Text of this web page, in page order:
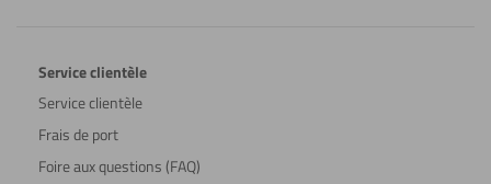
Service clientèle
Service clientèle
Frais de port
Foire aux questions (FAQ)